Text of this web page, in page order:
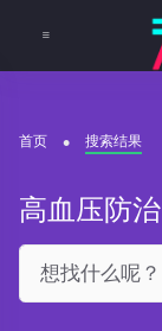
首页 搜索结果
高血压防治